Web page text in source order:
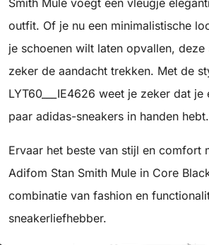
outfit. Of je nu een minimalistische
je schoenen wilt laten opvallen,
zeker de aandacht trekken. Met de
LYT60___IE4626 weet je zeker dat je
paar adidas-sneakers in handen hebt.
Ervaar het beste van stijl en comfort
Adifom Stan Smith Mule in Core
combinatie van fashion en
sneakerliefhebber.